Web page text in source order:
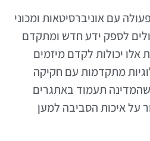
עם אוניברסיטאות ומכוני
לספק ידע חדש ומתקדם
אלו יכולות לקדם מיזמים
מתקדמות עם חקיקה
תעמוד באתגרים
על איכות הסביבה למען